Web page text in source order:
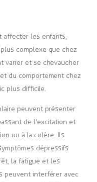
affecter les enfants,
complexe que chez
varier et se chevaucher
du comportement chez
plus difficile.
peuvent présenter
de l’excitation et
ou à la colère. Ils
dépressifs
la fatigue et les
peuvent interférer avec